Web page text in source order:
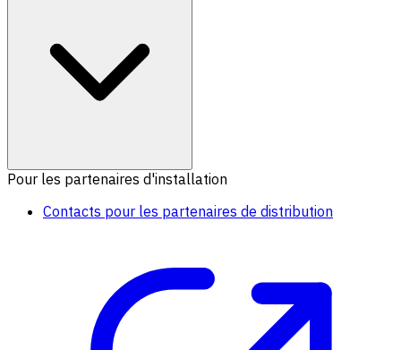
Pour les partenaires d'installation
Contacts pour les partenaires de distribution